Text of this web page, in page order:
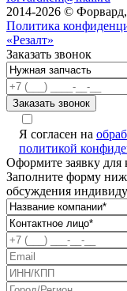
2014-2026 © Форвард,
Политика
«Резалт»
Заказать звонок
Я согласен на
политикой
Оформите заявку для
Заполните форму
обсуждения